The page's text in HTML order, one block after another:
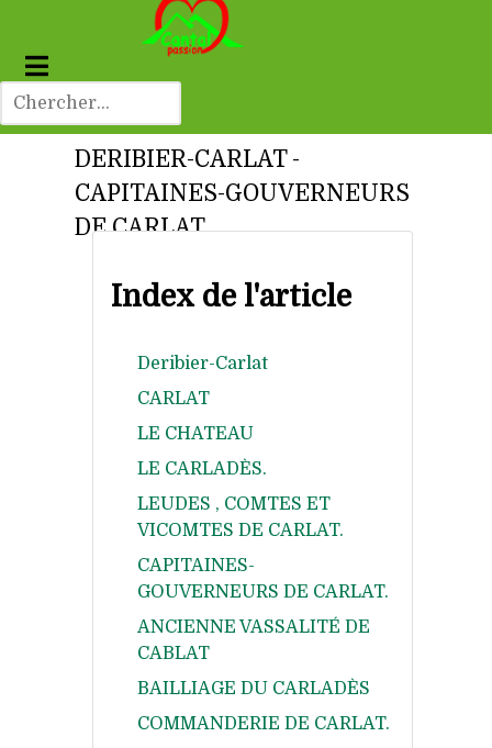
DERIBIER-CARLAT -
CAPITAINES-GOUVERNEURS
DE CARLAT.
Index de l'article
Deribier-Carlat
CARLAT
LE CHATEAU
LE CARLADÈS.
LEUDES , COMTES ET
VICOMTES DE CARLAT.
CAPITAINES-
GOUVERNEURS DE CARLAT.
ANCIENNE VASSALITÉ DE
CABLAT
BAILLIAGE DU CARLADÈS
COMMANDERIE DE CARLAT.